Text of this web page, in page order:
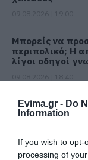
Evima.gr - Do
Information
If you wish to
processing of
Μπορείς να
περιπολικό; Η
λίγοι οδηγοί
Εύβοια: Όλο το
για το
09.08.2026 | 18:20